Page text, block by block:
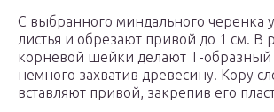
С выбранного миндального черенка
листья и обрезают привой до 1 см. В
корневой шейки делают Т-образный
немного захватив древесину. Кору
вставляют привой, закрепив его